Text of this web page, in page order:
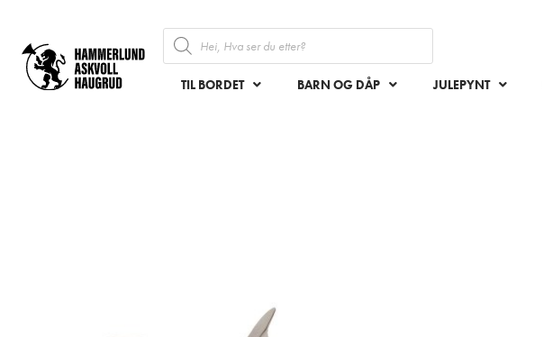
TIL BORDET BARN OG DÅP JULEPYNT